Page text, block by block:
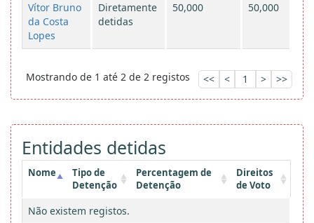
Vítor Bruno
da Costa
Lopes
Diretamente
detidas
50,000 50,000
Mostrando de 1 até 2 de 2 registos << < 1 > >>
Entidades detidas
Nome
Tipo de
Detenção
Percentagem de
Detenção
Direitos
de Voto
Não existem registos.